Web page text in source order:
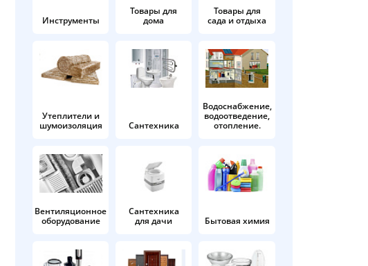
Инструменты
Товары для
дома
Товары для
сада и отдыха
Утеплители и
шумоизоляция
Сантехника
Водоснабжение,
водоотведение,
отопление.
Вентиляционное
оборудование
Сантехника
для дачи
Бытовая химия